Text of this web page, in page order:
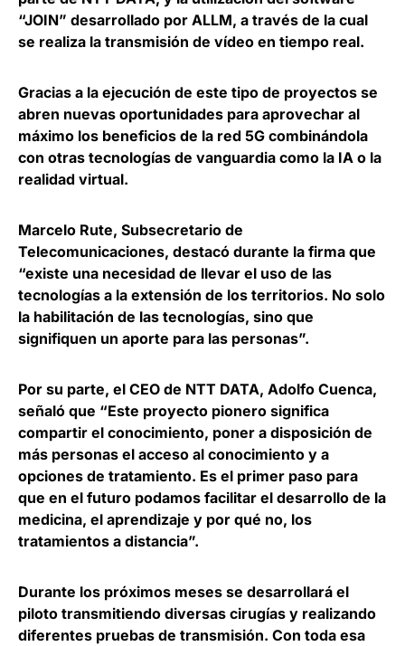
“JOIN” desarrollado por ALLM, a través de la cual
se realiza la transmisión de vídeo en tiempo real.
Gracias a la ejecución de este tipo de proyectos se
abren nuevas oportunidades para aprovechar al
máximo los beneficios de la red 5G combinándola
con otras tecnologías de vanguardia como la IA o la
realidad virtual.
Marcelo Rute, Subsecretario de
Telecomunicaciones, destacó durante la firma que
“existe una necesidad de llevar el uso de las
tecnologías a la extensión de los territorios. No solo
la habilitación de las tecnologías, sino que
signifiquen un aporte para las personas”.
Por su parte, el CEO de NTT DATA, Adolfo Cuenca,
señaló que “Este proyecto pionero significa
compartir el conocimiento, poner a disposición de
más personas el acceso al conocimiento y a
opciones de tratamiento. Es el primer paso para
que en el futuro podamos facilitar el desarrollo de la
medicina, el aprendizaje y por qué no, los
tratamientos a distancia”.
Durante los próximos meses se desarrollará el
piloto transmitiendo diversas cirugías y realizando
diferentes pruebas de transmisión. Con toda esa